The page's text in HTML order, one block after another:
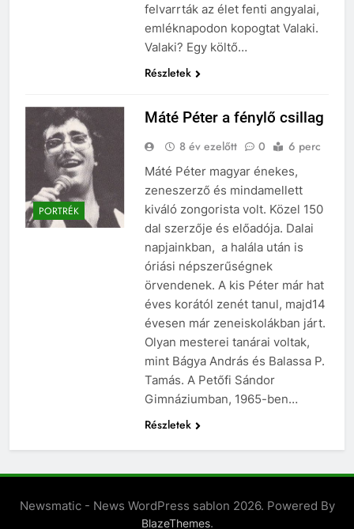
felvarrták az élet fenti angyalai,
emléknapodon kopogtat Valaki.
Valaki? Egy költő…
Részletek
PORTRÉK
Máté Péter a fénylő csillag
8 év ezelőtt 0 6 perc
Máté Péter magyar énekes,
zeneszerző és mindamellett
kiváló zongorista volt. Közel 150
dal szerzője és előadója. Dalai
napjainkban, a halála után is
óriási népszerűségnek
örvendenek. A kis Péter már hat
éves korától zenét tanul, majd14
évesen már zeneiskolákban járt.
Olyan mesterei tanárai voltak,
mint Bágya András és Balassa P.
Tamás. A Petőfi Sándor
Gimnáziumban, 1965-ben…
Részletek
Newsmatic - News WordPress sablon 2026. Powered By
BlazeThemes.